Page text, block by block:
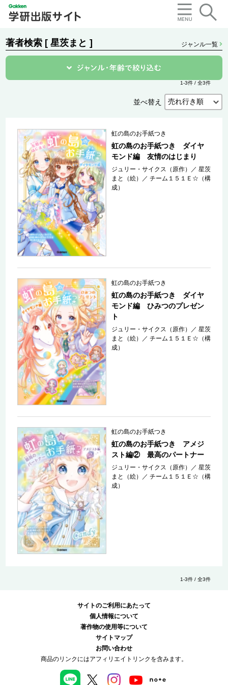
著者検索 [ 星茨まと ] ジャンル一覧
1-3件 / 全3件
並べ替え
虹の島のお手紙つき
虹の島のお手紙つき ダイヤ
モンド編 友情のはじまり
ジュリー・サイクス（原作） ／星茨
まと（絵）
／チーム１５１Ｅ☆（構
成）
虹の島のお手紙つき
虹の島のお手紙つき ダイヤ
モンド編 ひみつのプレゼン
ト
ジュリー・サイクス（原作） ／星茨
まと（絵）
／チーム１５１Ｅ☆（構
成）
虹の島のお手紙つき
虹の島のお手紙つき アメジ
スト編② 最高のパートナー
ジュリー・サイクス（原作） ／星茨
まと（絵）
／チーム１５１Ｅ☆（構
成）
1-3件 / 全3件
サイトのご利用にあたって
個人情報について
著作物の使用等について
サイトマップ
お問い合わせ
商品のリンクにはアフィリエイトリンクを含みます。